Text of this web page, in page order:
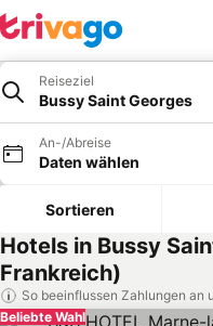
Reiseziel
Bussy Saint Georges
An-/Abreise
Daten wählen
Sortieren
Hotels in Bussy
Frankreich)
So beeinflussen Zahlungen an
Beliebte Wahl